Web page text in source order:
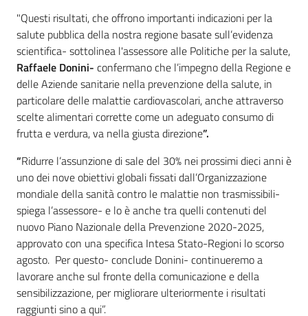
"Questi risultati, che offrono importanti indicazioni per la
salute pubblica della nostra regione basate sull’evidenza
scientifica- sottolinea l'assessore alle Politiche per la salute,
Raffaele Donini- confermano che l’impegno della Regione e
delle Aziende sanitarie nella prevenzione della salute, in
particolare delle malattie cardiovascolari, anche attraverso
scelte alimentari corrette come un adeguato consumo di
frutta e verdura, va nella giusta direzione”.
“Ridurre l’assunzione di sale del 30% nei prossimi dieci anni è
uno dei nove obiettivi globali fissati dall’Organizzazione
mondiale della sanità contro le malattie non trasmissibili-
spiega l’assessore- e lo è anche tra quelli contenuti del
nuovo Piano Nazionale della Prevenzione 2020-2025,
approvato con una specifica Intesa Stato-Regioni lo scorso
agosto. Per questo- conclude Donini- continueremo a
lavorare anche sul fronte della comunicazione e della
sensibilizzazione, per migliorare ulteriormente i risultati
raggiunti sino a qui”.